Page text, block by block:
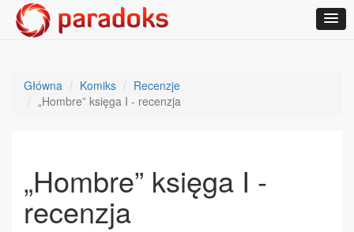
Główna Komiks
Recenzje
„Hombre” księga I - recenzja
„Hombre” księga I -
recenzja